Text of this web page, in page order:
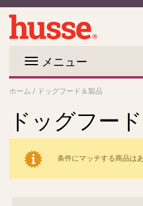
メニュー
ホーム / ドッグフード＆製品
ドッグフー
条件にマッチする商品は